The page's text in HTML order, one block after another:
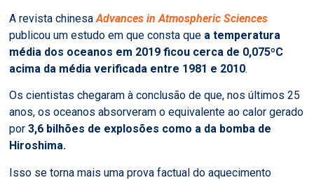
A revista chinesaAdvances in Atmospheric Sciences
publicou um estudo em que consta que a temperatura
média dos oceanos em 2019 ficou cerca de 0,075ºC
acima da média verificada entre 1981 e 2010.
Os cientistas chegaram à conclusão de que, nos últimos 25
anos, os oceanos absorveram o equivalente ao calor gerado
por3,6 bilhões de explosões como a da bomba de
Hiroshima.
Isso se torna mais uma prova factual do aquecimento